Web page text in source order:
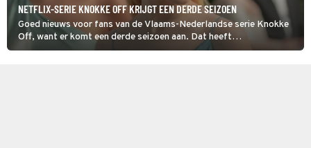
NETFLIX-SERIE KNOKKE OFF KRIJGT EEN DERDE SEIZOEN
Goed nieuws voor fans van de Vlaams-Nederlandse serie Knokke
Off, want er komt een derde seizoen aan. Dat heeft
streamingdienst Netflix dinsdagochtend bekendgemaakt.